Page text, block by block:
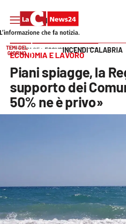
Cronaca
Italia Mondo
Vai
TEMI DEL
GIORNO
INCENDI CALABRIA
HOME PAGE ECONOMIA E LAVORO
ECONOMIA E LAVORO
Piani spiagge, la
supporto dei
50% ne è privo»